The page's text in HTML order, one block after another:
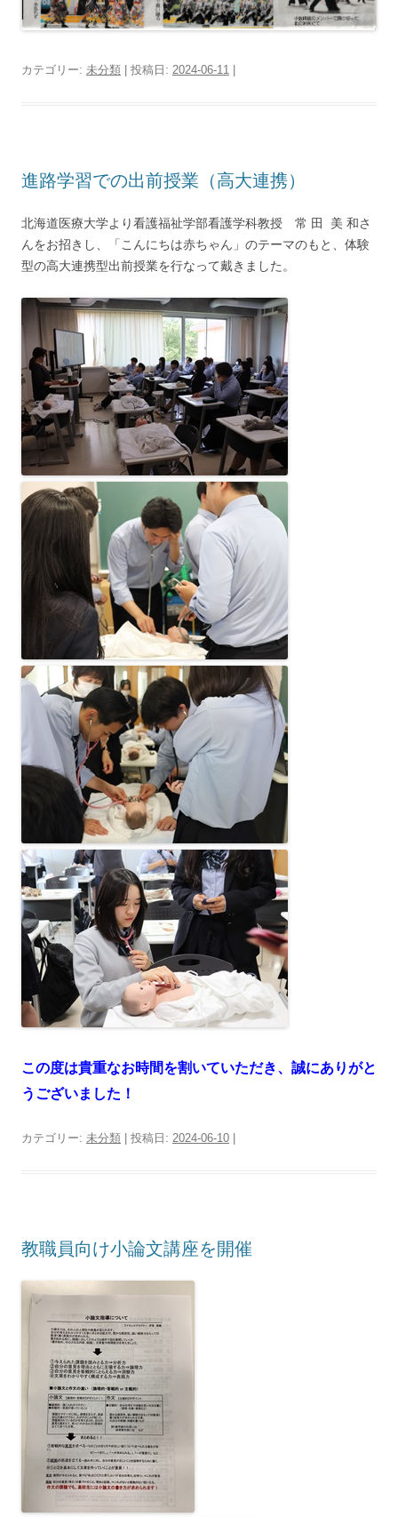
カテゴリー: 未分類 | 投稿日: 2024-06-11 |
進路学習での出前授業（高大連携）
北海道医療大学より看護福祉学部看護学科教授 常 田 美 和さ
んをお招きし、「こんにちは赤ちゃん」のテーマのもと、体験
型の高大連携型出前授業を行なって戴きました。
この度は貴重なお時間を割いていただき、誠にありがと
うございました！
カテゴリー: 未分類 | 投稿日: 2024-06-10 |
教職員向け小論文講座を開催